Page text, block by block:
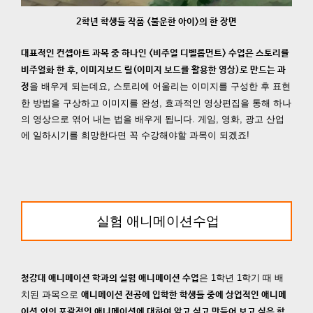
2학년 학생들 작품 <불운한 아이>의 한 장면
대표적인 컨셉아트 과목 중 하나인 <비주얼 디벨롭먼트> 수업은 스토리를
비주얼화 한 후, 이미지보드 릴(이미지 보드를 활용한 영상)로 만드는 과
정을 배우게 되는데요, 스토리에 어울리는 이미지를 구성한 후 표현
한 방법을 구상하고 이미지를 완성, 효과적인 영상편집을 통해 하나
의 영상으로 엮어 내는 법을 배우게 됩니다. 게임, 영화, 광고 산업
에 일하시기를 희망한다면 꼭 수강해야할 과목이 되겠죠!
실험 애니메이션 수업
청강대 애니메이션 학과의 실험 애니메이션 수업은 1학년 1학기 때 배
치된 과목으로 애니메이션 전공에 입학한 학생들 중에 상업적인 애니메